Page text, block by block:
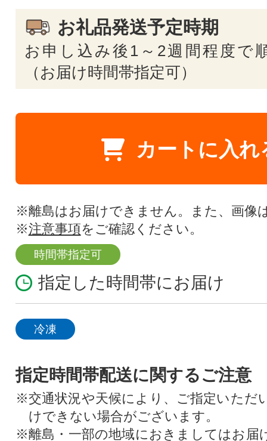
お礼品発送予定時期
お申し込み後1～2週間程度で
（お届け時間帯指定可）
カートに入れ
※離島はお届けできません。また、画像
※注意事項をご確認ください。
時間帯指定可
指定した時間帯にお届け
冷凍
指定時間帯配送に関するご注意
※交通状況や天候により、ご指定いただ
けできない場合がございます。
※離島・一部の地域におきましてはお届